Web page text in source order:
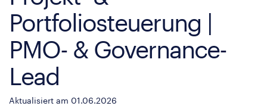
Portfoliosteuerung |
PMO- & Governance-
Lead
Aktualisiert am 01.06.2026